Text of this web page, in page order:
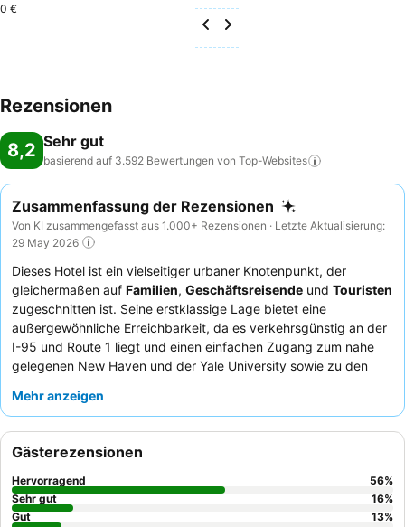
0 €
Rezensionen
8,2 Sehr gut
basierend auf 3.592 Bewertungen von Top-Websites
Zusammenfassung der Rezensionen
Von KI zusammengefasst aus 1.000+ Rezensionen · Letzte Aktualisierung:
29 May 2026
Dieses Hotel ist ein vielseitiger urbaner Knotenpunkt, der
gleichermaßen auf Familien, Geschäftsreisende und Touristen
zugeschnitten ist. Seine erstklassige Lage bietet eine
außergewöhnliche Erreichbarkeit, da es verkehrsgünstig an der
I-95 und Route 1 liegt und einen einfachen Zugang zum nahe
gelegenen New Haven und der Yale University sowie zu den
NYC bietet. Das kostenlose Frühstück des Hotels mit einer
besonderes Highlight. Die Gäste loben stets das
und zuvorkommende Personal
einen angenehmen Aufenthalt zu gewährleisten. Für ein
ruhigeres Erlebnis sollten Sie ein Zimmer anfordern, das nicht zu
den Hauptverkehrsstraßen ausgerichtet ist.
Mehr anzeigen
Gästerezensionen
Hervorragend 56%
Sehr gut
16%
Gut
13%